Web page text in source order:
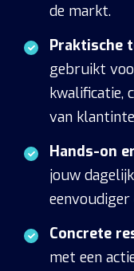
de markt.
Praktische
gebruikt
kwalificatie,
van
Hands-on
jouw
Concrete
met een